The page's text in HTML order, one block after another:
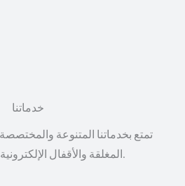
خدماتنا
تمتع بخدماتنا المتنوعة